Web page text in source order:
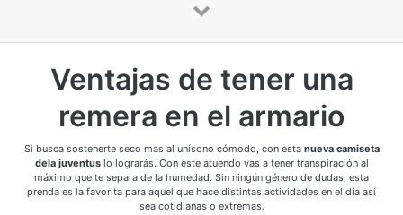
Ventajas de tener una
remera en el armario
Si busca sostenerte seco mas al unísono cómodo, con esta nueva camiseta
dela juventuslo lograrás. Con este atuendo vas a tener transpiración al
máximo que te separa de la humedad. Sin ningún género de dudas, esta
prenda es la favorita para aquel que hace distintas actividades en el día así
sea cotidianas o extremas.